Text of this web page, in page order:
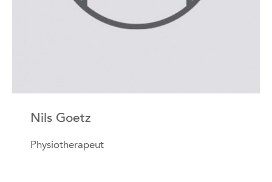
Nils Goetz
Physiotherapeut